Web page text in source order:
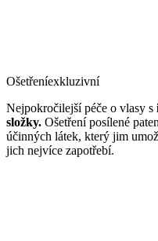
Ošetřeníexkluzivní
Nejpokročilejší péče o vlasy s
složky. Ošetření posílené
účinných látek, který jim
jich nejvíce zapotřebí.